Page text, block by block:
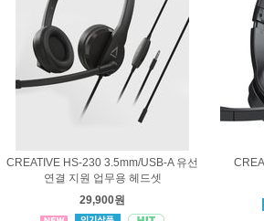
CREATIVE HS-230 3.5mm/USB-A 유선
연결 지원 업무용 헤드셋
29,900원